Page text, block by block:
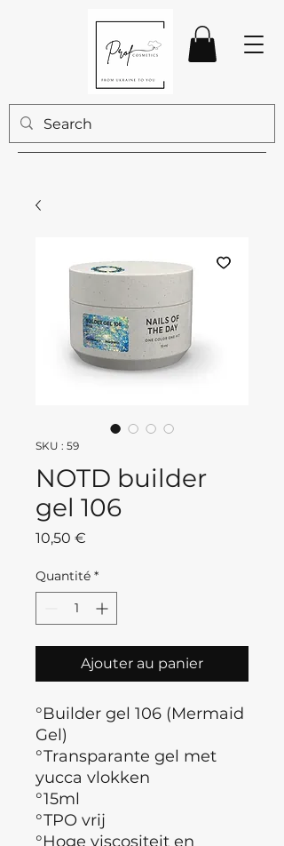
SKU : 59
NOTD builder
gel 106
10,50 €
Quantité *
Ajouter au panier
°Builder gel 106 (Mermaid
Gel)
°Transparante gel met
yucca vlokken
°15ml
°TPO vrij
°Hoge viscositeit en